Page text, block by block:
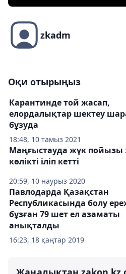
zkadm
Оқи отырыңыз
18:48, 10 тамыз 2021
Карантинде той жасап,
елордалықтар шектеу
бұзуда
20:59, 10 наурыз 2020
Маңғыстауда жүк пойызы
көлікті іліп кетті
16:23, 18 қаңтар 2019
Павлодарда Қазақстан
Республикасында болу
бұзған 79 шет ел азаматы
анықталды